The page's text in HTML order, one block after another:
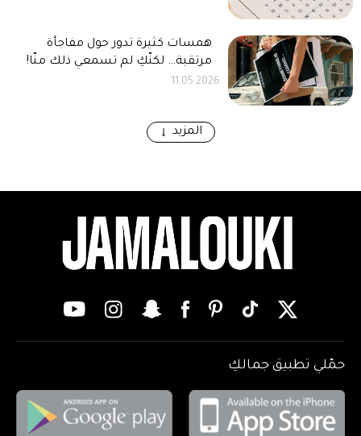
همسات كثيرة تدور حول مفاجأة
مرتقبة… لكنّكِ لم تسمعي ذلك منّا!
11.05.2026
المزيد
حمّلي تطبيق جمالكِ